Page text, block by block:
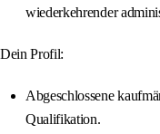
wiederkehrender
Dein Profil:
Abgeschlossene
Qualifikation.